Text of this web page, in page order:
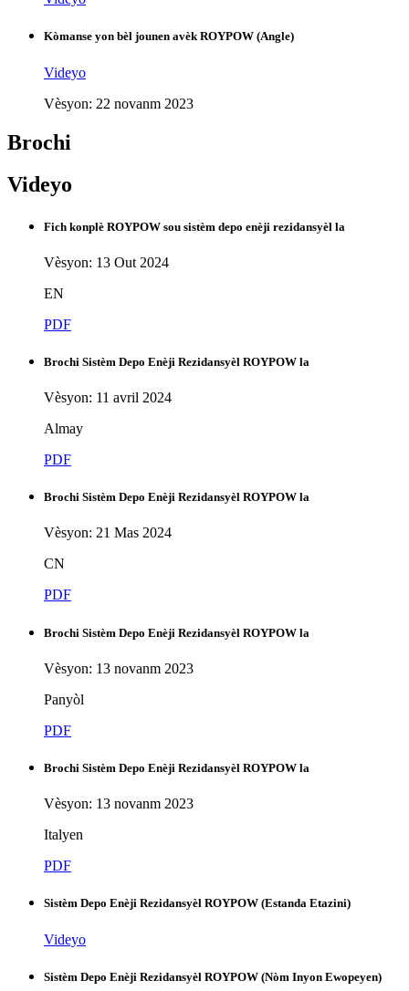
Kòmanse yon bèl jounen avèk ROYPOW (Angle)
Videyo
Vèsyon: 22 novanm 2023
Brochi
Videyo
Fich konplè ROYPOW sou sistèm depo enèji rezidansyèl la
Vèsyon: 13 Out 2024
EN
PDF
Brochi Sistèm Depo Enèji Rezidansyèl ROYPOW la
Vèsyon: 11 avril 2024
Almay
PDF
Brochi Sistèm Depo Enèji Rezidansyèl ROYPOW la
Vèsyon: 21 Mas 2024
CN
PDF
Brochi Sistèm Depo Enèji Rezidansyèl ROYPOW la
Vèsyon: 13 novanm 2023
Panyòl
PDF
Brochi Sistèm Depo Enèji Rezidansyèl ROYPOW la
Vèsyon: 13 novanm 2023
Italyen
PDF
Sistèm Depo Enèji Rezidansyèl ROYPOW (Estanda Etazini)
Videyo
Sistèm Depo Enèji Rezidansyèl ROYPOW (Nòm Inyon Ewopeyen)